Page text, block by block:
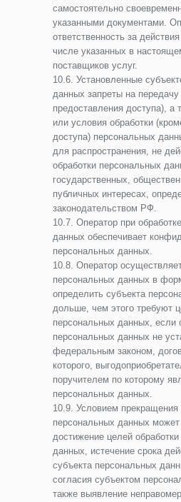
самостоятельно
указанными документами.
ответственность за
числе указанных в
поставщиков услуг.
10.6. Установленные
данных запреты на
предоставления доступа), а
или условия обработки
доступа) персональных
для распространения, не
обработки персональных
государственных,
публичных интересах,
законодательством РФ.
10.7. Оператор при
данных обеспечивает
персональных данных.
10.8. Оператор
персональных данных в
определить субъекта
дольше, чем этого требуют
персональных данных, если
персональных данных не
федеральным законом,
которого,
поручителем по которому
персональных данных.
10.9. Условием прекращения
персональных данных может
достижение целей
данных, истечение срока
субъекта персональных
согласия субъектом
также выявление